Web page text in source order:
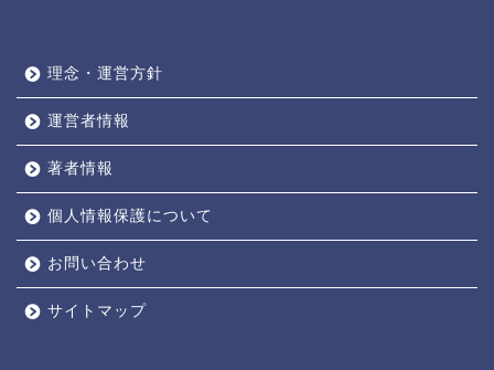
理念・運営方針
運営者情報
著者情報
個人情報保護について
お問い合わせ
サイトマップ